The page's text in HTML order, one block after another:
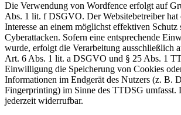
Die Verwendung von Wordfence erfolgt auf
Abs. 1 lit. f DSGVO. Der Websitebetreiber hat
Interesse an einem möglichst effektiven Schutz
Cyberattacken. Sofern eine entsprechende
wurde, erfolgt die Verarbeitung ausschließlich
Art. 6 Abs. 1 lit. a DSGVO und § 25 Abs. 1
Einwilligung die Speicherung von Cookies
Informationen im Endgerät des Nutzers (z. B.
Fingerprinting) im Sinne des TTDSG
jederzeit widerrufbar.